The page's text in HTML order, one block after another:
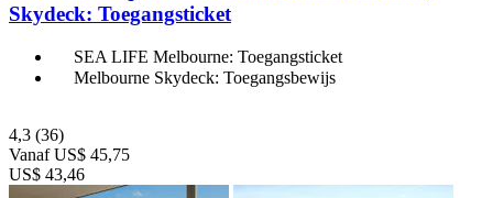
Skydeck: Toegangsticket
SEA LIFE Melbourne: Toegangsticket
Melbourne Skydeck: Toegangsbewijs
4,3 (36)
Vanaf US$ 45,75
US$ 43,46